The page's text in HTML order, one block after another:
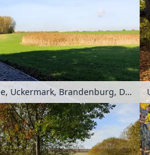
Feldweg am Unteruckersee, Uckermark, Brandenburg, Deutschland